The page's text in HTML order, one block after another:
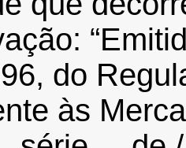
do
às